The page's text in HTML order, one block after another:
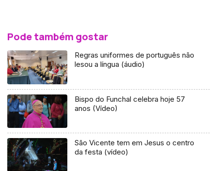
Pode também gostar
Regras uniformes de português não
lesou a língua (áudio)
Bispo do Funchal celebra hoje 57
anos (Vídeo)
São Vicente tem em Jesus o centro
da festa (vídeo)